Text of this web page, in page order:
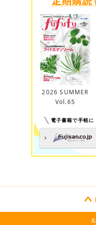
2026 SUMMER
Vol.65
電子書籍で手軽に